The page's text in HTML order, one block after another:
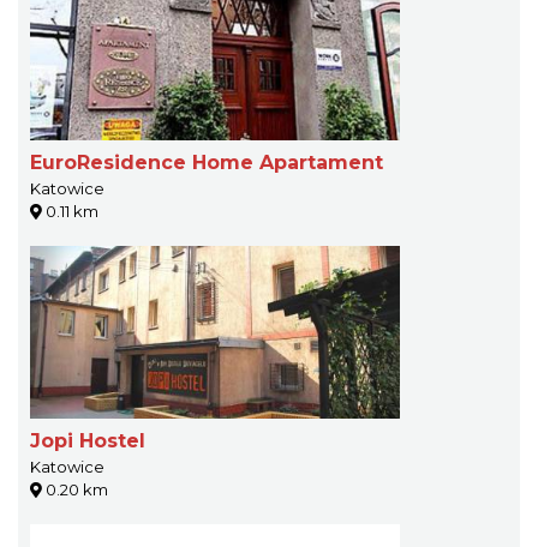
EuroResidence Home Apartament
Katowice
0.11 km
Jopi Hostel
Katowice
0.20 km